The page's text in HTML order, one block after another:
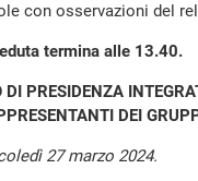
con osservazioni del
termina alle 13.40.
DI PRESIDENZA
DEI
27 marzo 2024.